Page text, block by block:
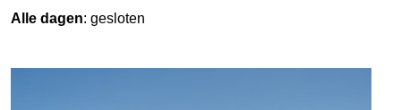
Alle dagen: gesloten